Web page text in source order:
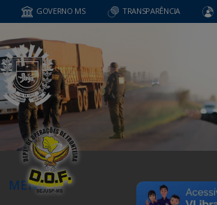
GOVERNO MS TRANSPARÊNCIA
MENU